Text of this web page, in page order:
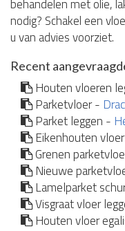
behandelen met olie,
nodig? Schakel een
u van advies voorziet.
Recent
Houten vloeren
Parketvloer -
Parket leggen -
Eikenhouten
Grenen
Nieuwe
Lamelparket
Visgraat vloer
Houten vloer